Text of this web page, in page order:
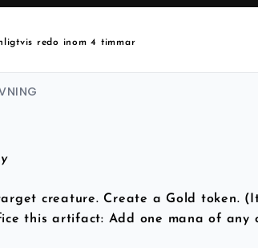
redo inom 4 timmar
creature. Create a Gold token.
this artifact: Add one mana of any